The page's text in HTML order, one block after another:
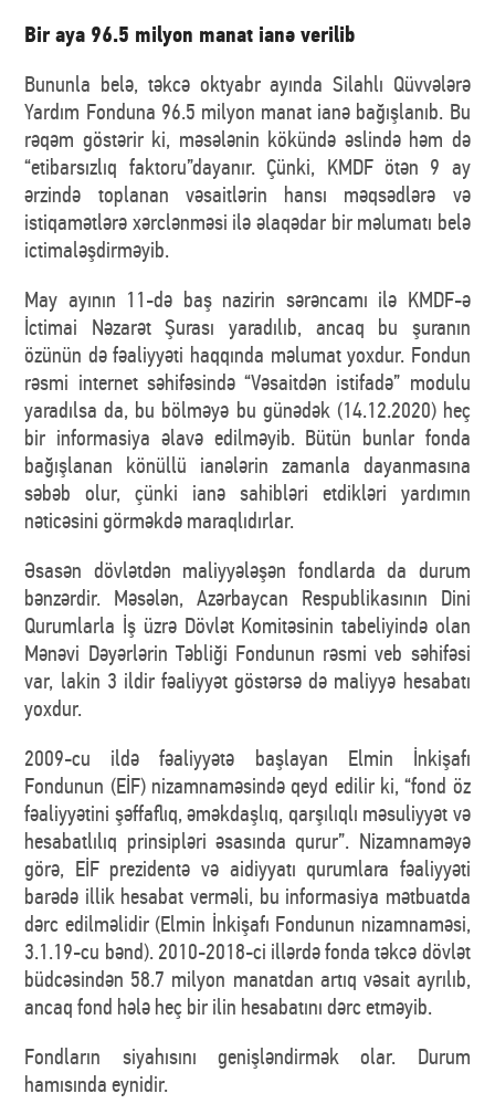
Bir aya 96.5 milyon manat ianə verilib
Bununla belə, təkcə oktyabr ayında Silahlı Qüvvələrə
Yardım Fonduna 96.5 milyon manat ianə bağışlanıb. Bu
rəqəm göstərir ki, məsələnin kökündə əslində həm də
“etibarsızlıq faktoru”dayanır. Çünki, KMDF ötən 9 ay
ərzində toplanan vəsaitlərin hansı məqsədlərə və
istiqamətlərə xərclənməsi ilə əlaqədar bir məlumatı belə
ictimaləşdirməyib.
May ayının 11-də baş nazirin sərəncamı ilə KMDF-ə
İctimai Nəzarət Şurası yaradılıb, ancaq bu şuranın
özünün də fəaliyyəti haqqında məlumat yoxdur. Fondun
rəsmi internet səhifəsində “Vəsaitdən istifadə” modulu
yaradılsa da, bu bölməyə bu günədək (14.12.2020) heç
bir informasiya əlavə edilməyib. Bütün bunlar fonda
bağışlanan könüllü ianələrin zamanla dayanmasına
səbəb olur, çünki ianə sahibləri etdikləri yardımın
nəticəsini görməkdə maraqlıdırlar.
Əsasən dövlətdən maliyyələşən fondlarda da durum
bənzərdir. Məsələn, Azərbaycan Respublikasının Dini
Qurumlarla İş üzrə Dövlət Komitəsinin tabeliyində olan
Mənəvi Dəyərlərin Təbliği Fondunun rəsmi veb səhifəsi
var, lakin 3 ildir fəaliyyət göstərsə də maliyyə hesabatı
yoxdur.
2009-cu ildə fəaliyyətə başlayan Elmin İnkişafı
Fondunun (EİF) nizamnaməsində qeyd edilir ki, “fond öz
fəaliyyətini şəffaflıq, əməkdaşlıq, qarşılıqlı məsuliyyət və
hesabatlılıq prinsipləri əsasında qurur”. Nizamnaməyə
görə, EİF prezidentə və aidiyyatı qurumlara fəaliyyəti
barədə illik hesabat verməli, bu informasiya mətbuatda
dərc edilməlidir (Elmin İnkişafı Fondunun nizamnaməsi,
3.1.19-cu bənd). 2010-2018-ci illərdə fonda təkcə dövlət
büdcəsindən 58.7 milyon manatdan artıq vəsait ayrılıb,
ancaq fond hələ heç bir ilin hesabatını dərc etməyib.
Fondların siyahısını genişləndirmək olar. Durum
hamısında eynidir.